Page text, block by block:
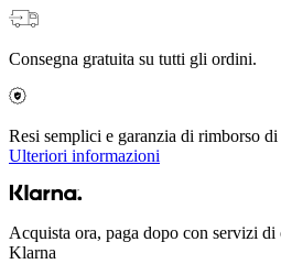
Consegna gratuita su tutti gli ordini.
Resi semplici e garanzia di rimborso
Ulteriori informazioni
Acquista ora, paga dopo con servizi
Klarna